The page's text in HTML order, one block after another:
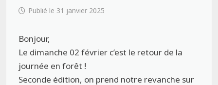
31 janvier 2025
Bonjour,
Le dimanche 02 février c’est le retour de la
journée en forêt !
Seconde édition, on prend notre revanche sur